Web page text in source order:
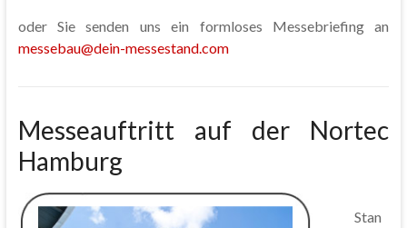
oder Sie senden uns ein formloses Messebriefing an
messebau@dein-messestand.com
Messeauftritt auf der Nortec
Hamburg
Stan